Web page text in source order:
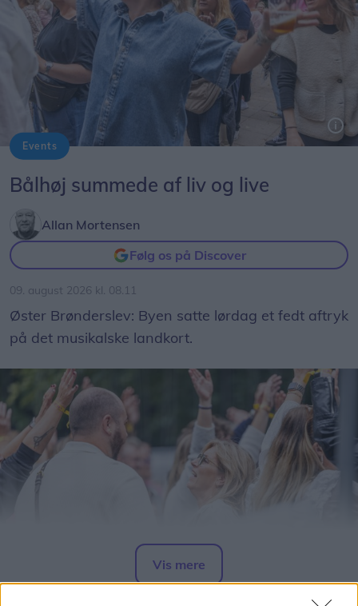
Events
Bålhøj summede af liv og live
Allan Mortensen
Følg os på Discover
09. august 2026 kl. 08.11
Øster Brønderslev: Byen satte lørdag et fedt aftryk
på det musikalske landkort.
Vis mere
Del artikel